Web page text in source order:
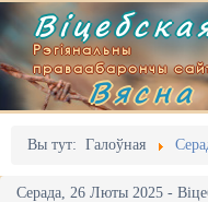
Рэгіянальны
праваабарончы
Вясна
Вы тут: Галоўная
Серада, 26 Люты 2025 -
Галоўная
Адміністрацыйны
Акцыі
Выданьні
Відэа